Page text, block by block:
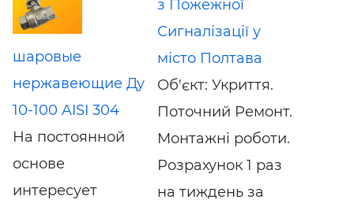
шаровые
нержавеющие Ду
10-100 AISI 304
На постоянной
основе
интересует
з Пожежної
Сигналізації у
місто Полтава
Об'єкт: Укриття.
Поточний Ремонт.
Монтажні роботи.
Розрахунок 1 раз
на тиждень за